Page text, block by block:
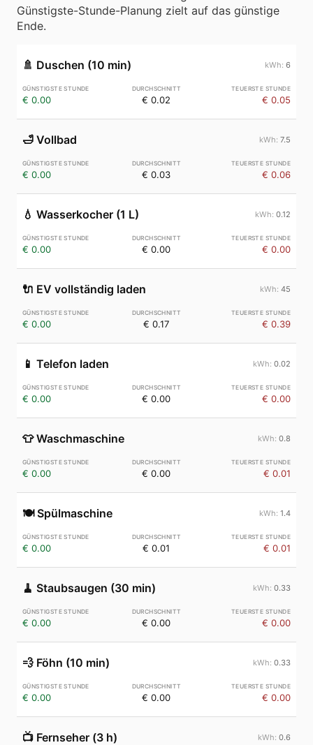
Günstigste-Stunde-Planung zielt auf das günstige
Ende.
🚿 Duschen (10 min) 6
€ 0.00 € 0.02 € 0.05
🛁 Vollbad 7.5
€ 0.00 € 0.03 € 0.06
💧 Wasserkocher (1 L) 0.12
€ 0.00 € 0.00 € 0.00
🔌 EV vollständig laden 45
€ 0.00 € 0.17 € 0.39
📱 Telefon laden 0.02
€ 0.00 € 0.00 € 0.00
👕 Waschmaschine 0.8
€ 0.00 € 0.00 € 0.01
🍽️ Spülmaschine 1.4
€ 0.00 € 0.01 € 0.01
🧹 Staubsaugen (30 min) 0.33
€ 0.00 € 0.00 € 0.00
💨 Föhn (10 min) 0.33
€ 0.00 € 0.00 € 0.00
📺 Fernseher (3 h) 0.6